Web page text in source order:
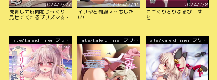
2024/7/27
開脚して股間をじっくり
見せてくれるプリズマ☆
2024/7/15
イリヤと制服えっちした
い!!
2024/7/8
こづくりとりぷるびーす
と
Fate/kaleid liner プリズ
マ☆イリヤ
Fate/kaleid liner プリズ
マ☆イリヤ
Fate/kaleid liner プリズ
マ☆イリヤ